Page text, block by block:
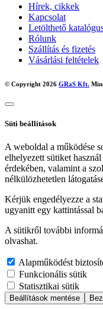
Hírek, cikkek
Kapcsolat
Letölthető
Rólunk
Szállítás és fizetés
Vásárlási feltételek
© Copyright 2026 GRaS Kft.
Süti beállítások
A weboldal a működése
elhelyezett sütiket
érdekében, valamint a
nélkülözhetetlen
Kérjük engedélyezze a
ugyanitt egy kattintással
A sütikről további
olvashat.
Alapműködést
Funkcionális sütik
Statisztikai sütik
Beállítások mentése